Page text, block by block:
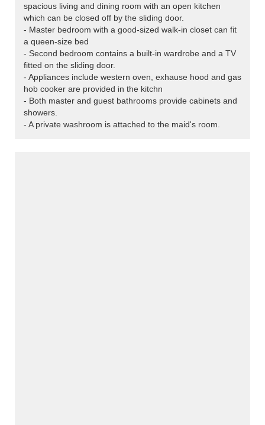
spacious living and dining room with an open kitchen
which can be closed off by the sliding door.
- Master bedroom with a good-sized walk-in closet can fit
a queen-size bed
- Second bedroom contains a built-in wardrobe and a TV
fitted on the sliding door.
- Appliances include western oven, exhause hood and gas
hob cooker are provided in the kitchn
- Both master and guest bathrooms provide cabinets and
showers.
- A private washroom is attached to the maid's room.